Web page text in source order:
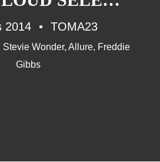
2014 TOMA23
Stevie Wonder, Allure, Freddie
Gibbs